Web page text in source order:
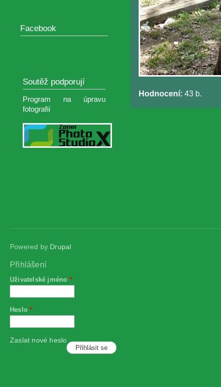
Facebook
Soutěž podporují
Program na úpravu
fotografií
Hodnocení: 43 b.
Powered by Drupal
Přihlášení
Uživatelské jméno *
Heslo*
Zaslat nové heslo